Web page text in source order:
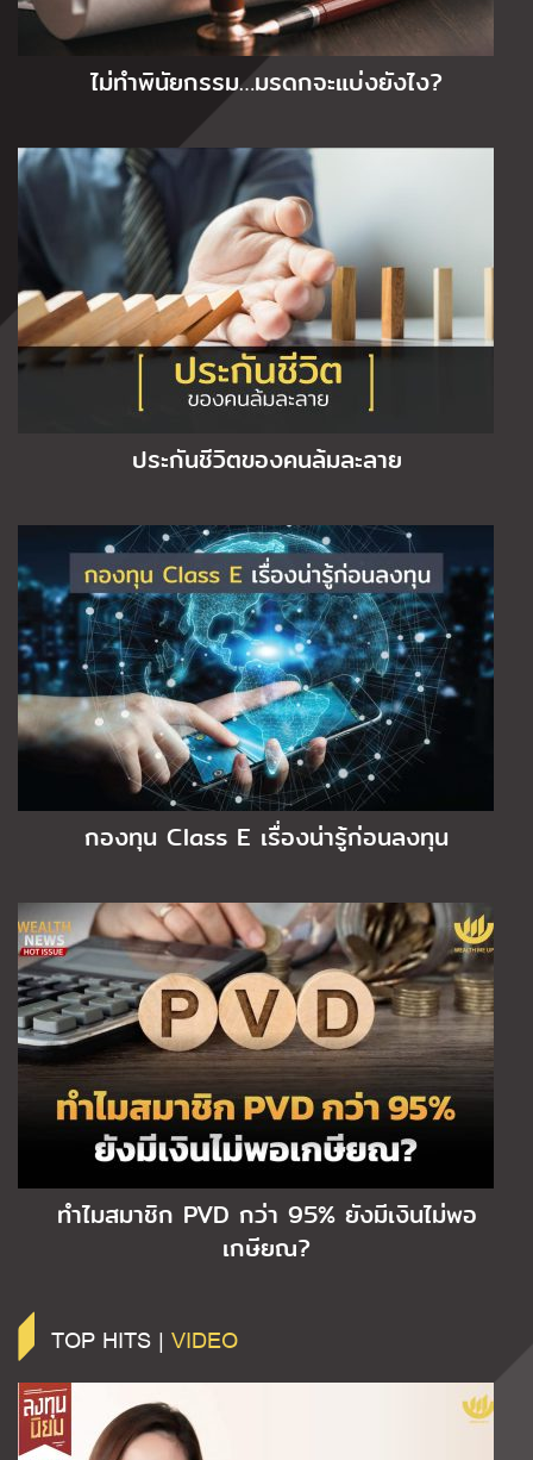
ไม่ทำพินัยกรรม…มรดกจะแบ่งยังไง?
ประกันชีวิตของคนล้มละลาย
กองทุน Class E เรื่องน่ารู้ก่อนลงทุน
ทำไมสมาชิก PVD กว่า 95% ยังมีเงินไม่พอ
เกษียณ?
TOP HITS | VIDEO